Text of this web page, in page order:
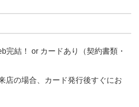
完結！ or カードあり（契約書類・
店の場合、カード発行後すぐにお